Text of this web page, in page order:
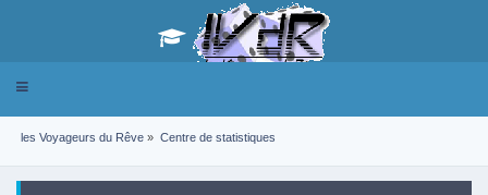
Toggle
les Voyageurs du Rêve » Centre de statistiques